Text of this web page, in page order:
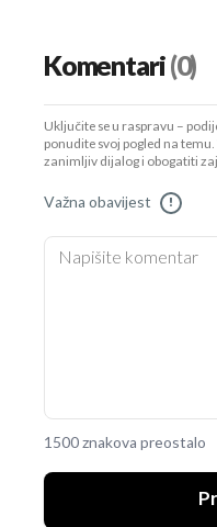
Komentari(0)
Uključite se u raspravu –
ponudite svoj pogled na
zanimljiv dijalog i obogatiti
Važna obavijest !
1500 znakova preostalo